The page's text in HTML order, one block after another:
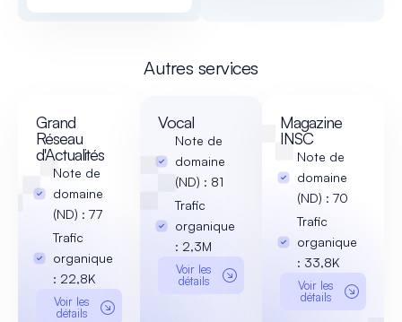
Autres services
Grand
Réseau
d'Actualités
Note de
domaine
(ND) : 77
Trafic
organique
: 22,8K
Voir les
détails
Vocal
Note de
domaine
(ND) : 81
Trafic
organique
: 2,3M
Voir les
détails
Magazine
INSC
Note de
domaine
(ND) : 70
Trafic
organique
: 33,8K
Voir les
détails